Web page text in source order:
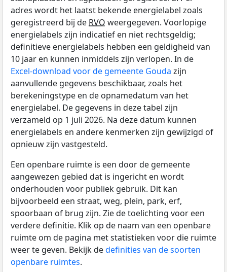
adres wordt het laatst bekende energielabel zoals
geregistreerd bij de RVO weergegeven. Voorlopige
energielabels zijn indicatief en niet rechtsgeldig;
definitieve energielabels hebben een geldigheid van
10 jaar en kunnen inmiddels zijn verlopen. In de
Excel-download voor de gemeente Gouda zijn
aanvullende gegevens beschikbaar, zoals het
berekeningstype en de opnamedatum van het
energielabel. De gegevens in deze tabel zijn
verzameld op 1 juli 2026. Na deze datum kunnen
energielabels en andere kenmerken zijn gewijzigd of
opnieuw zijn vastgesteld.
Een openbare ruimte is een door de gemeente
aangewezen gebied dat is ingericht en wordt
onderhouden voor publiek gebruik. Dit kan
bijvoorbeeld een straat, weg, plein, park, erf,
spoorbaan of brug zijn. Zie de toelichting voor een
verdere definitie. Klik op de naam van een openbare
ruimte om de pagina met statistieken voor die ruimte
weer te geven. Bekijk dedefinities van de soorten
openbare ruimtes.